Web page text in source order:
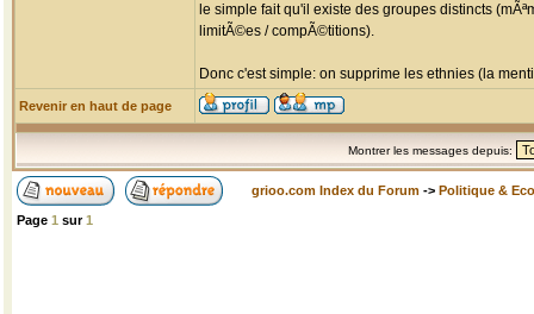
le simple fait qu'il existe des groupes distincts
limitÃ©es / compÃ©titions).
Donc c'est simple: on supprime les ethnies (la
Revenir en haut de page
Montrer les messages depuis:
grioo.com Index du Forum -> Politique &
Page 1 sur1